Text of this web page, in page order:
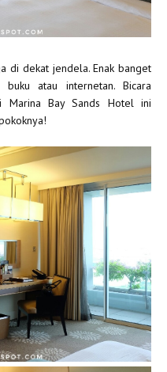
di dekat jendela. Enak banget
atau internetan. Bicara
Marina Bay Sands Hotel ini